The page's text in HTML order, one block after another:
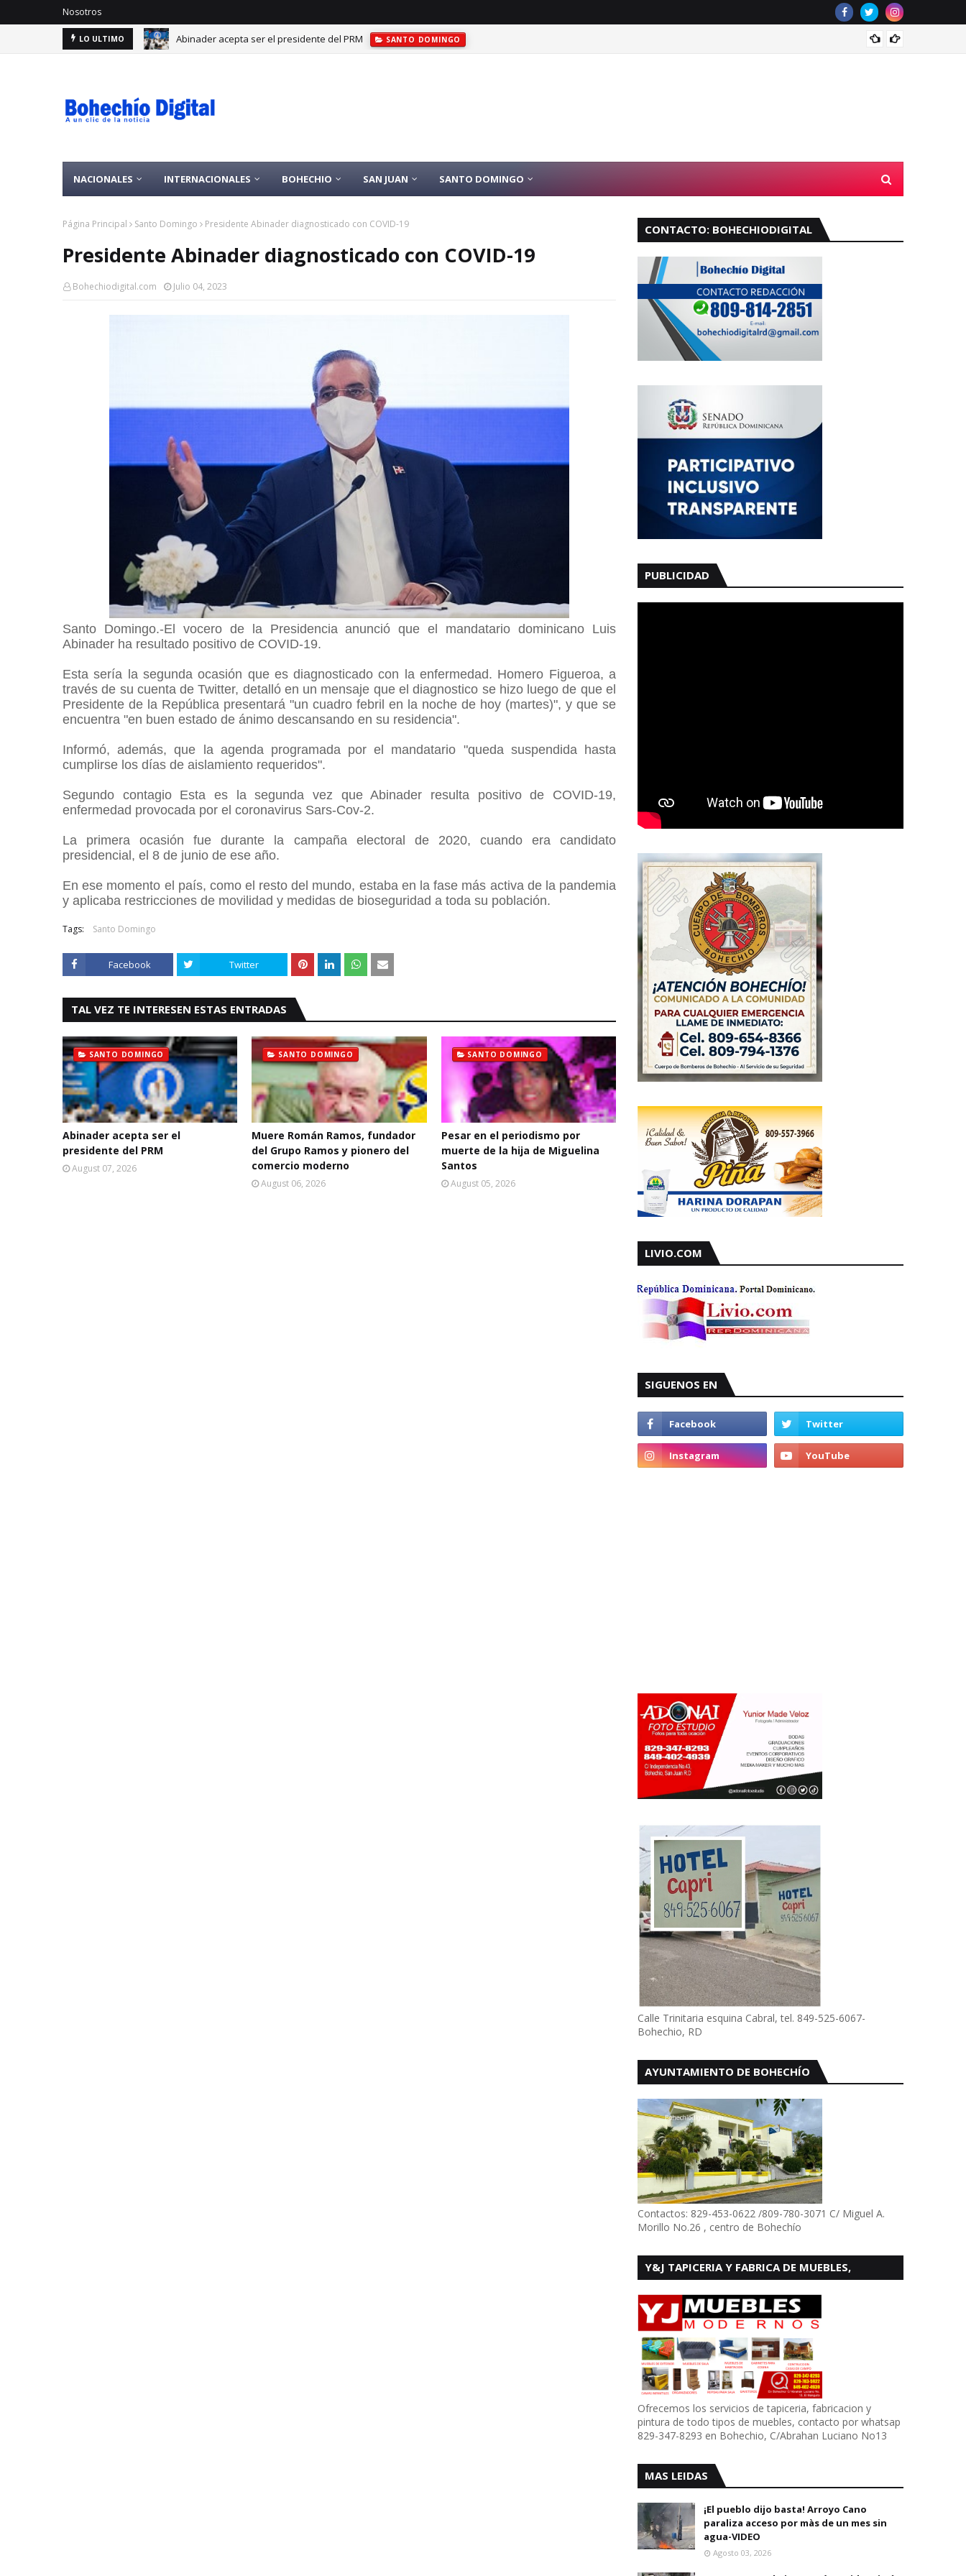
Nosotros
LO ULTIMO Por lo alto: RD alcanza 30 medallas de oro en JCC Santo Domingo 2026
NACIONALES INTERNACIONALES BOHECHIO SAN JUAN SANTO DOMINGO
Página Principal Santo Domingo Presidente Abinader diagnosticado con COVID-19
Presidente Abinader diagnosticado con COVID-19
Bohechiodigital.com Julio 04, 2023
Santo Domingo.-El vocero de la Presidencia anunció que el mandatario dominicano Luis
Abinader ha resultado positivo de COVID-19.
Esta sería la segunda ocasión que es diagnosticado con la enfermedad. Homero Figueroa, a
través de su cuenta de Twitter, detalló en un mensaje que el diagnostico se hizo luego de que el
Presidente de la República presentará "un cuadro febril en la noche de hoy (martes)", y que se
encuentra "en buen estado de ánimo descansando en su residencia".
Informó, además, que la agenda programada por el mandatario "queda suspendida hasta
cumplirse los días de aislamiento requeridos".
Segundo contagio Esta es la segunda vez que Abinader resulta positivo de COVID-19,
enfermedad provocada por el coronavirus Sars-Cov-2.
La primera ocasión fue durante la campaña electoral de 2020, cuando era candidato
presidencial, el 8 de junio de ese año.
En ese momento el país, como el resto del mundo, estaba en la fase más activa de la pandemia
y aplicaba restricciones de movilidad y medidas de bioseguridad a toda su población.
Tags: Santo Domingo
Facebook Twitter
TAL VEZ TE INTERESEN ESTAS ENTRADAS
SANTO DOMINGO
Abinader acepta ser el
presidente del PRM
August 07, 2026
SANTO DOMINGO
Muere Román Ramos, fundador
del Grupo Ramos y pionero del
comercio moderno
August 06, 2026
SANTO DOMINGO
Pesar en el periodismo por
muerte de la hija de Miguelina
Santos
August 05, 2026
CONTACTO: BOHECHIODIGITAL
PUBLICIDAD
LIVIO.COM
SIGUENOS EN
Calle Trinitaria esquina Cabral, tel. 849-525-6067-
Bohechio, RD
AYUNTAMIENTO DE BOHECHÍO
Contactos: 829-453-0622 /809-780-3071 C/ Miguel A.
Morillo No.26 , centro de Bohechío
Y&J TAPICERIA Y FABRICA DE MUEBLES,
Ofrecemos los servicios de tapiceria, fabricacion y
pintura de todo tipos de muebles, contacto por whatsap
829-347-8293 en Bohechio, C/Abrahan Luciano No13
MAS LEIDAS
¡El pueblo dijo basta! Arroyo Cano
paraliza acceso por màs de un mes sin
agua-VIDEO
Agosto 03, 2026